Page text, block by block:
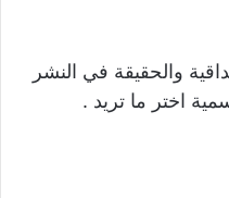
والحقيقة في النشر
اختر ما تريد .